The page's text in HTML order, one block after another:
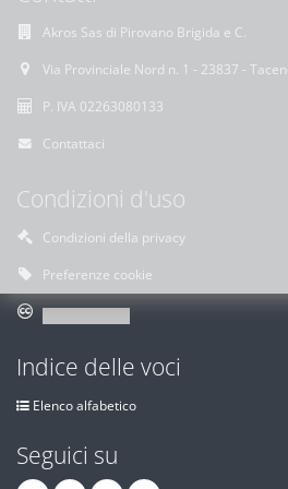
Akros Sas di Pirovano Brigida e C.
Via Provinciale Nord n. 1 - 23837 -
P. IVA 02263080133
Contattaci
Condizioni d'uso
Condizioni della privacy
Preferenze cookie
Indice delle voci
Elenco alfabetico
Seguici su